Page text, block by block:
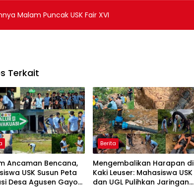
Malam Puncak USK Fair XVI
Terkait
Ancaman Bencana,
USK Susun Peta
Desa Agusen Gayo
Berita
Mengembalikan Harapan di
Kaki Leuser: Mahasiswa USK
dan UGL Pulihkan Jaringan